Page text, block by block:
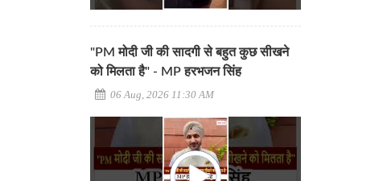
"PM मोदी जी की सादगी से बहुत कुछ सीखने
को मिलता है" - MP हरभजन सिंह
06 Aug, 2026 11:30 AM